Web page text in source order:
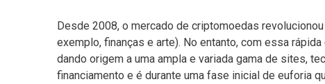
Desde 2008, o mercado de criptomoedas
exemplo, finanças e arte). No entanto, com essa
dando origem a uma ampla e variada gama de sites,
financiamento e é durante uma fase inicial de euforia